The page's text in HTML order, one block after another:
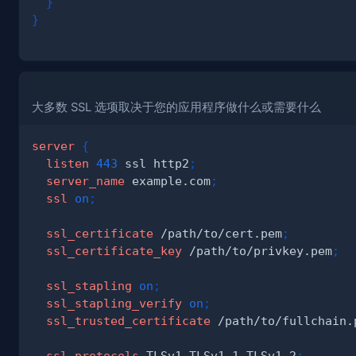
}
大多数 SSL 选项取决于您的应用程序做什么或需要什么
server {
listen 443 ssl http2 ;
server_name example.com;
ssl
on ;
ssl_certificate /path/to/cert.pem;
ssl_certificate_key /path/to/privkey.pem;
ssl_stapling on ;
ssl_stapling_verify on ;
ssl_trusted_certificate /path/to/